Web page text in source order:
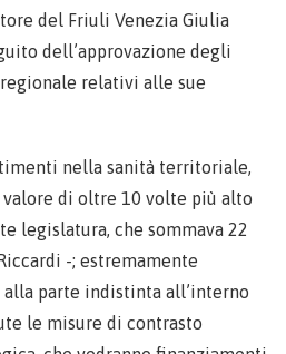
del Friuli Venezia Giulia
dell’approvazione degli
relativi alle sue
nella sanità territoriale,
di oltre 10 volte più alto
legislatura, che sommava 22
-; estremamente
parte indistinta all’interno
le misure di contrasto